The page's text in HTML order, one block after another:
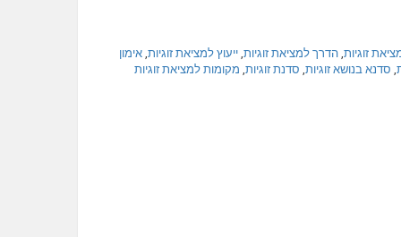
זוגיות, הדרך למציאת זוגיות, ייעוץ למציאת זוגיות, אימון
, סדנא בנושא זוגיות, סדנת זוגיות, מקומות למציאת זוגיות